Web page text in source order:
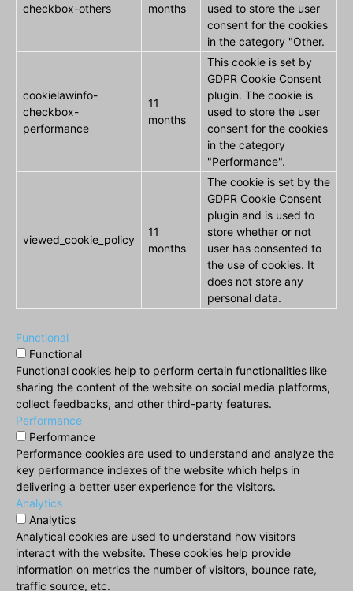
checkbox-others
months
used to store the user
consent for the cookies
in the category "Other.
cookielawinfo-
checkbox-
performance
11
months
This cookie is set by
GDPR Cookie Consent
plugin. The cookie is
used to store the user
consent for the cookies
in the category
"Performance".
viewed_cookie_policy
11
months
The cookie is set by the
GDPR Cookie Consent
plugin and is used to
store whether or not
user has consented to
the use of cookies. It
does not store any
personal data.
Functional
Functional
Functional cookies help to perform certain functionalities like
sharing the content of the website on social media platforms,
collect feedbacks, and other third-party features.
Performance
Performance
Performance cookies are used to understand and analyze the
key performance indexes of the website which helps in
delivering a better user experience for the visitors.
Analytics
Analytics
Analytical cookies are used to understand how visitors
interact with the website. These cookies help provide
information on metrics the number of visitors, bounce rate,
traffic source, etc.